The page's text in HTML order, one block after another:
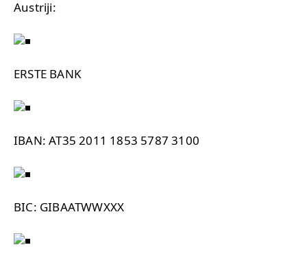
Austriji:
ERSTE BANK
IBAN: AT35 2011 1853 5787 3100
BIC: GIBAATWWXXX